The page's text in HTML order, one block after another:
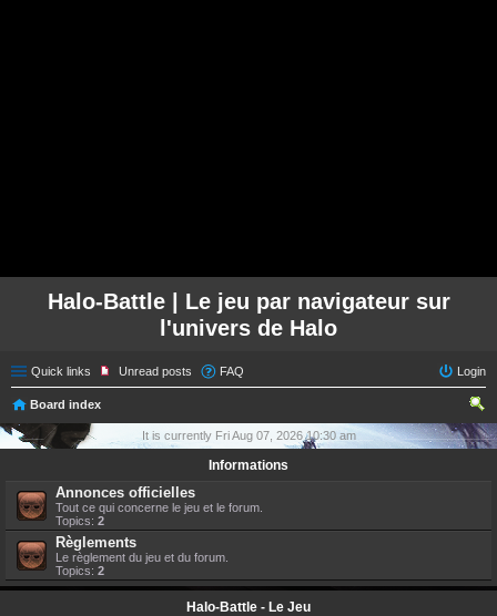
Halo-Battle | Le jeu par navigateur sur
l'univers de Halo
Quick links Unread posts FAQ Login
Board index
ear
It is currently Fri Aug 07, 2026 10:30 am
Informations
Annonces officielles
Tout ce qui concerne le jeu et le forum.
Topics: 2
Règlements
Le règlement du jeu et du forum.
Topics: 2
Halo-Battle - Le Jeu